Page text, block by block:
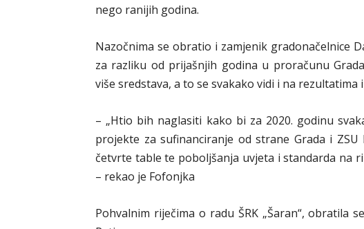
nego ranijih godina.
Nazočnima se obratio i zamjenik gradonačelnice
za razliku od prijašnjih godina u proračunu
više sredstava, a to se svakako vidi i na rezultatima
– „Htio bih naglasiti kako bi za 2020. godinu
projekte za sufinanciranje od strane Grada i
četvrte table te poboljšanja uvjeta i standarda na
– rekao je Fofonjka
Pohvalnim riječima o radu ŠRK „Šaran“, obratila